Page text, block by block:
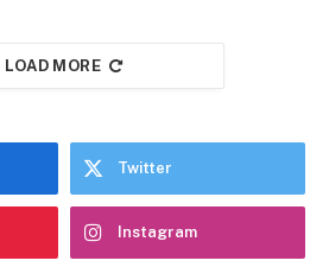
LOAD MORE
Twitter
Instagram